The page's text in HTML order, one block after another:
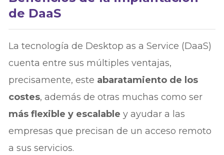
de DaaS
La tecnología de Desktop as a Service (DaaS)
cuenta entre sus múltiples ventajas,
precisamente, este abaratamiento de los
costes, además de otras muchas como ser
más flexible y escalable y ayudar a las
empresas que precisan de un acceso remoto
a sus servicios.